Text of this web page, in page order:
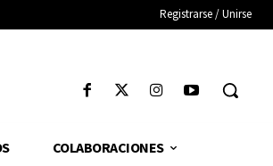
Registrarse / Unirse
COLABORACIONES